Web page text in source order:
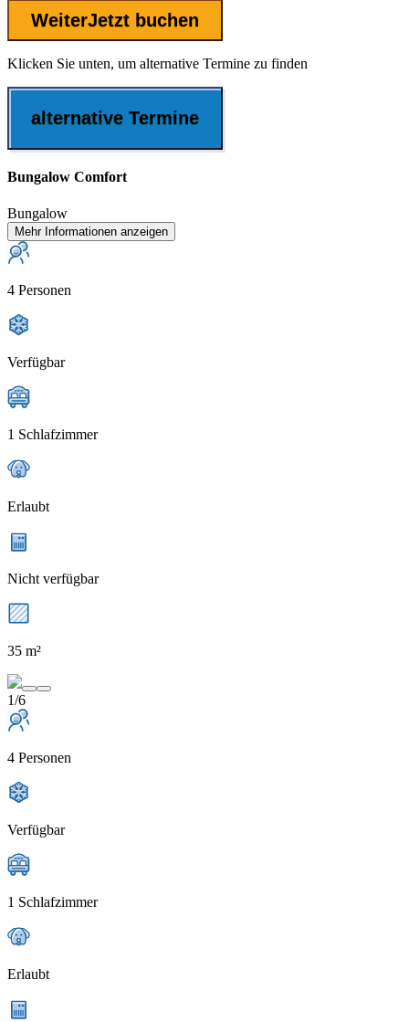
WeiterJetzt buchen
Klicken Sie unten, um alternative Termine zu finden
alternative Termine
Bungalow Comfort
Bungalow
Mehr Informationen anzeigen
4 Personen
Verfügbar
1 Schlafzimmer
Erlaubt
Nicht verfügbar
35 m²
1/6
4 Personen
Verfügbar
1 Schlafzimmer
Erlaubt